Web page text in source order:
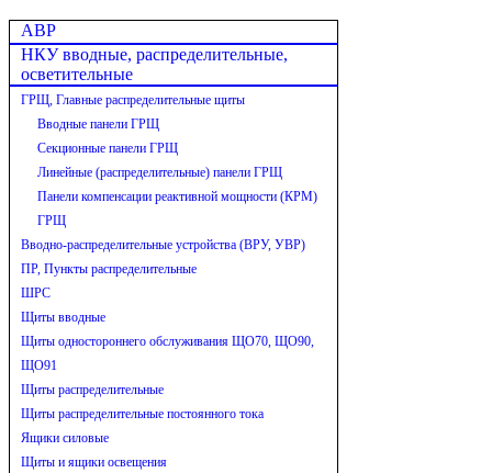
АВР
НКУ вводные, распределительные,
осветительные
ГРЩ, Главные распределительные щиты
Вводные панели ГРЩ
Секционные панели ГРЩ
Линейные (распределительные) панели ГРЩ
Панели компенсации реактивной мощности (КРМ)
ГРЩ
Вводно-распределительные устройства (ВРУ, УВР)
ПР, Пункты распределительные
ШРС
Щиты вводные
Щиты одностороннего обслуживания ЩО70, ЩО90,
ЩО91
Щиты распределительные
Щиты распределительные постоянного тока
Ящики силовые
Щиты и ящики освещения